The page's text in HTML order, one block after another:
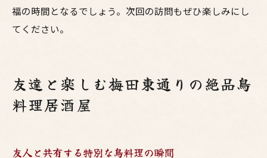
福の時間となるでしょう。次回の訪問もぜひ楽しみにし
てください。
友達と楽しむ梅田東通りの絶品鳥
料理居酒屋
友人と共有する特別な鳥料理の瞬間